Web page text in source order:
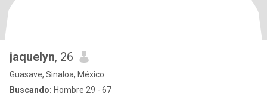
jaquelyn, 26
Guasave, Sinaloa, México
Buscando: Hombre 29 - 67